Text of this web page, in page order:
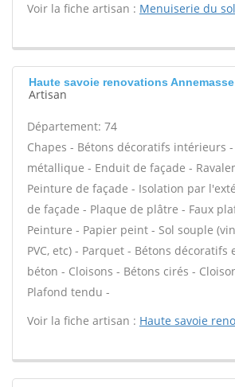
Voir la fiche artisan : Menuiserie du
Haute savoie renovations Annemasse
Artisan
Département: 74
Chapes - Bétons décoratifs intérieurs
métallique - Enduit de façade -
Peinture de façade - Isolation par
de façade - Plaque de plâtre - Faux
Peinture - Papier peint - Sol souple
PVC, etc) - Parquet - Bétons décoratifs
béton - Cloisons - Bétons cirés -
Plafond tendu -
Voir la fiche artisan : Haute savoie